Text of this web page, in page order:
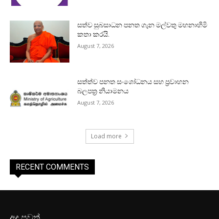
සත්ව සුබසාධන පනත ගැන මල්වතු මහනාහිමි
කතා කරයි.
August 7, 2026
සත්ත්ව පනත සංශෝධනය සහ ප්‍රවාහන
බලපත්‍ර නියාමනය
August 7, 2026
Load more
RECENT COMMENTS